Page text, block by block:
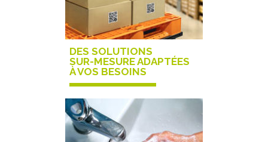
DES SOLUTIONS
SUR-MESURE ADAPTÉES
À VOS BESOINS